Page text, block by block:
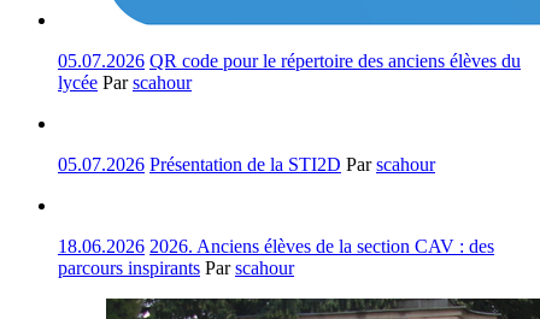
05.07.2026 QR code pour le répertoire des anciens élèves du
lycée Parscahour
05.07.2026 Présentation de la STI2D Parscahour
18.06.2026 2026. Anciens élèves de la section CAV : des
parcours inspirants Parscahour